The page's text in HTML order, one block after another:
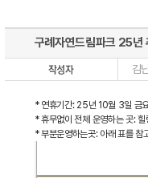
구례자연드림파크 25년
김
* 연휴기간: 25년 10월 3일 금
* 휴무없이 전체 운영하는 곳:
* 부분운영하는곳: 아래 표를 참